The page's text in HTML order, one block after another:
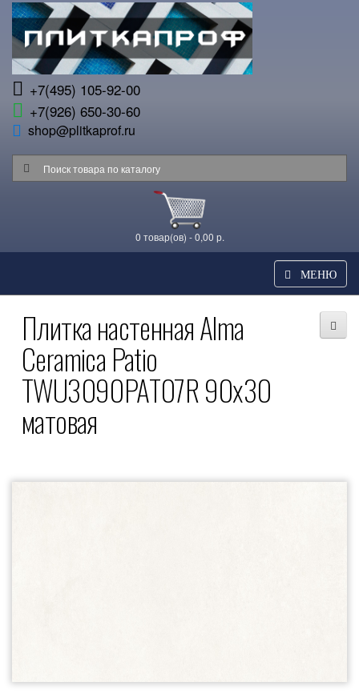
+7(495) 105-92-00
+7(926) 650-30-60
shop@plitkaprof.ru
0 товар(ов) - 0,00 р.
МЕНЮ
Плитка настенная Alma
Ceramica Patio
TWU3090PAT07R 90x30
матовая